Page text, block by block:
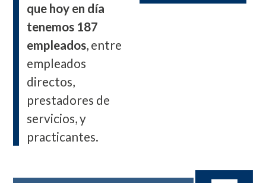
que hoy en día
tenemos 187
empleados, entre
empleados
directos,
prestadores de
servicios, y
practicantes.